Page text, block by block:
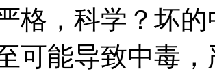
格，科学？坏
可能导致中毒